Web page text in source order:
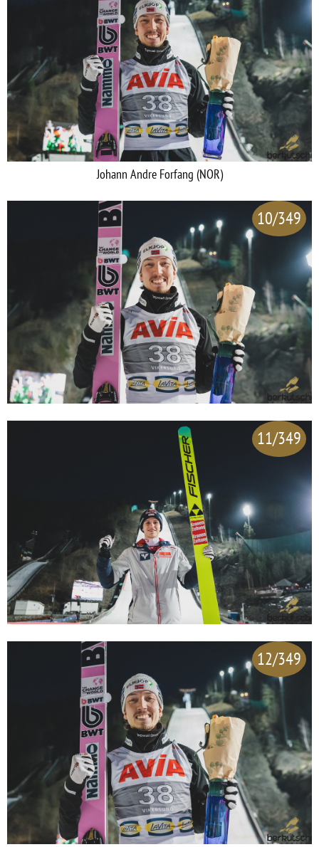
Johann Andre Forfang (NOR)
10/349
11/349
12/349